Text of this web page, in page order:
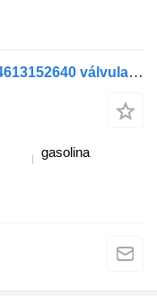
WABCO económica 1828 (01.98-) 4613152640 válvula neumática para Mercedes-Benz Econic (1998-2014) camión de basura
gasolina